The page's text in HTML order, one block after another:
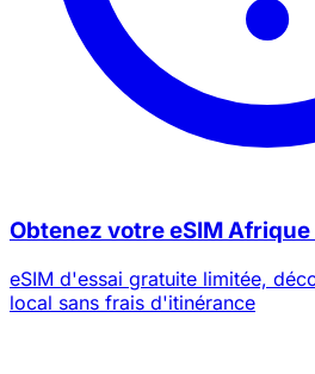
Obtenez votre eSIM
eSIM d'essai gratuite limitée,
local sans frais d'itinérance